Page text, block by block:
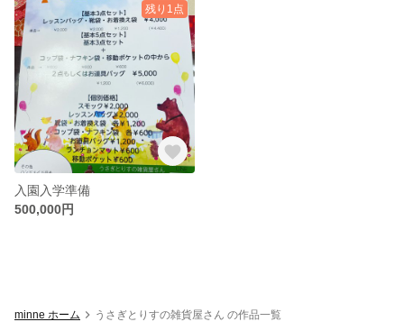
残り1点
入園入学準備
500,000円
minne ホーム うさぎとりすの雑貨屋さん の作品一覧